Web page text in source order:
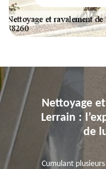
Nettoyage
Lerrain :
de
Cumulant